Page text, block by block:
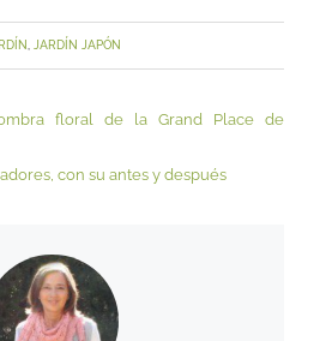
JARDÍN JAPÓN
floral de la Grand Place de
con su antes y después